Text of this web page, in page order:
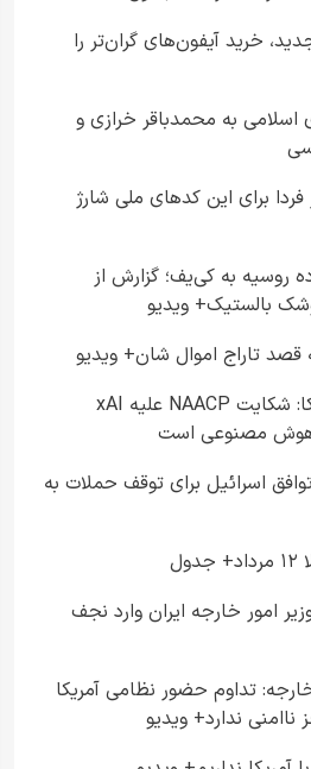
خرید آیفون‌های گران‌تر را
اسلامی به محمدباقر خرازی و
مرداد ۱۴۰۵ از فردا برای این کدهای ملی شارژ
روسیه به کی‌یف؛ گزارش از
تاراج اموال شان+ ویدیو
وزارت دادگستری آمریکا: شکایت NAACP علیه xAI
هوش مصنوعی است
اسرائیل برای توقف حملات به
امور خارجه ایران وارد نجف
تداوم حضور نظامی آمریکا
ندارد+ ویدیو